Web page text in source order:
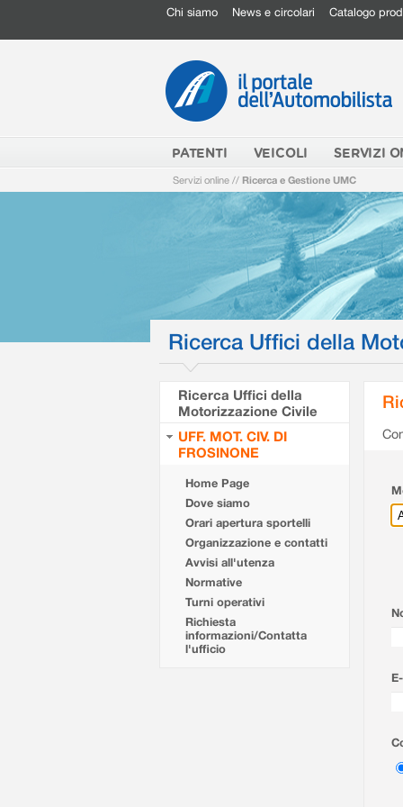
Chi siamo News e circolari Catalogo
PATENTI VEICOLI SERVIZI
Servizi online // Ricerca e Gestione UMC
Ricerca Uffici della
Ricerca Uffici della
Motorizzazione Civile
UFF. MOT. CIV. DI
FROSINONE
Home Page
Dove siamo
Orari apertura sportelli
Organizzazione e contatti
Avvisi all'utenza
Normative
Turni operativi
Richiesta
informazioni/Contatta
l'ufficio